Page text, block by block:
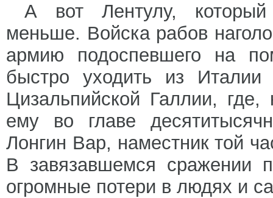
А вот Лентулу, который
меньше. Войска рабов
армию подоспевшего на
быстро уходить из
Цизальпийской Галлии,
ему во главе
Лонгин Вар, наместник той
В завязавшемся сражении
огромные потери в людях и